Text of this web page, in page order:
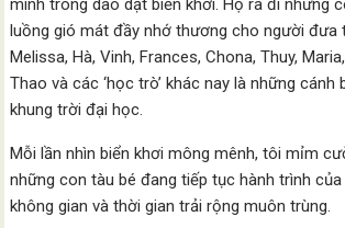
mình trong dào dạt biển khơi. Họ ra đi nhưng
luồng gió mát đầy nhớ thương cho người đưa
Melissa, Hà, Vinh, Frances, Chona, Thuy,
Thao và các ‘học trò’ khác nay là những cánh
khung trời đại học.
Mỗi lần nhìn biển khơi mông mênh, tôi mỉm
những con tàu bé đang tiếp tục hành trình
không gian và thời gian trải rộng muôn trùng.